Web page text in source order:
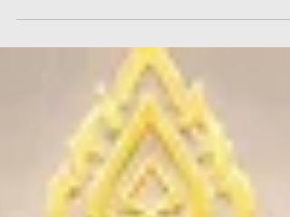
แต่เบื้องหลังผ้าขนหนูคุณภาพดีหนึ่งผืนนั้น
ต้องผ่านกระบวนการผลิตที่ละเอียดและใส่ใ
ในทุกขั้นตอน ตั้งแต่การเลือกเส้นด้ายที่
เหมาะสม การกำหนดโครงสร้างของเนื้อผ้า